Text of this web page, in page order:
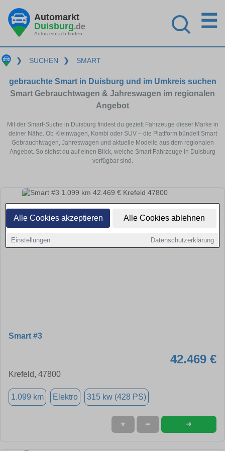
Alle Cookies akzeptieren Alle Cookies ablehnen
Einstellungen Datenschutzerklärung
Automarkt
Duisburg.de
Autos einfach finden
☰
❯ SUCHEN ❯ SMART
gebrauchte Smart in Duisburg und im Umkreis suchen
Smart Gebrauchtwagen & Jahreswagen im regionalen
Angebot
Mit der Smart-Suche in Duisburg findest du gezielt Fahrzeuge dieser Marke in
deiner Nähe. Ob Kleinwagen, Kombi oder SUV – die Plattform bündelt Smart
Gebrauchtwagen, Jahreswagen und aktuelle Modelle aus dem regionalen
Angebot. So siehst du auf einen Blick, welche Smart Fahrzeuge in Duisburg
verfügbar sind.
Smart #3
42.469 €
Krefeld, 47800
1.099 km Elektro 315 kw (428 PS)
★ ➦ ➜